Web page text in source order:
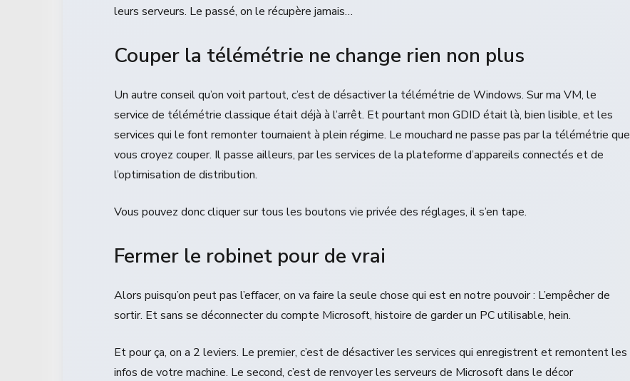
leurs serveurs. Le passé, on le récupère jamais…
Couper la télémétrie ne change rien non plus
Un autre conseil qu’on voit partout, c’est de désactiver la télémétrie de Windows. Sur ma VM, le
service de télémétrie classique était déjà à l’arrêt. Et pourtant mon GDID était là, bien lisible, et les
services qui le font remonter tournaient à plein régime. Le mouchard ne passe pas par la télémétrie que
vous croyez couper. Il passe ailleurs, par les services de la plateforme d’appareils connectés et de
l’optimisation de distribution.
Vous pouvez donc cliquer sur tous les boutons vie privée des réglages, il s’en tape.
Fermer le robinet pour de vrai
Alors puisqu’on peut pas l’effacer, on va faire la seule chose qui est en notre pouvoir : L’empêcher de
sortir. Et sans se déconnecter du compte Microsoft, histoire de garder un PC utilisable, hein.
Et pour ça, on a 2 leviers. Le premier, c’est de désactiver les services qui enregistrent et remontent les
infos de votre machine. Le second, c’est de renvoyer les serveurs de Microsoft dans le décor